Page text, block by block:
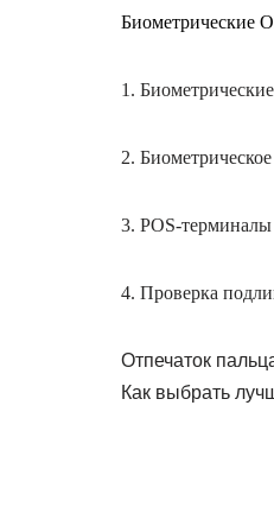
Биометрические
1.
2.
3. POS-терминалы
4. Проверка
Отпечаток
Как выбрать